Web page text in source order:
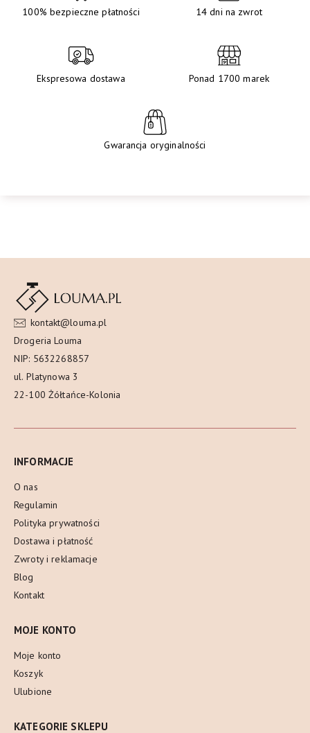
100% bezpieczne płatności 14 dni na zwrot
Ekspresowa dostawa Ponad 1700 marek
Gwarancja oryginalności
kontakt@louma.pl
Drogeria Louma
NIP: 5632268857
ul. Platynowa 3
22-100 Żółtańce-Kolonia
INFORMACJE
O nas
Regulamin
Polityka prywatności
Dostawa i płatność
Zwroty i reklamacje
Blog
Kontakt
MOJE KONTO
Moje konto
Koszyk
Ulubione
KATEGORIE SKLEPU